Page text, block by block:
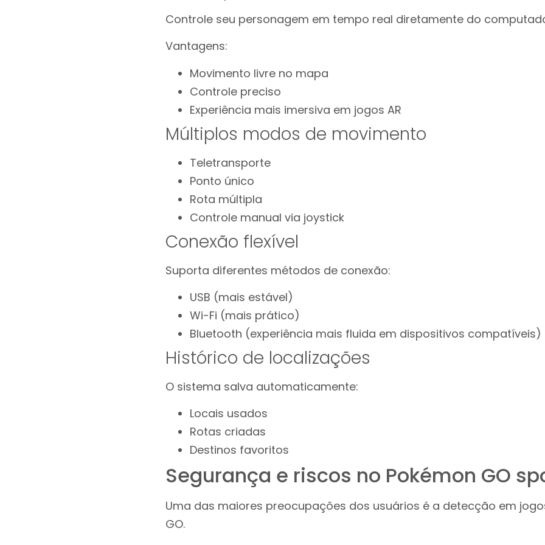
Controle seu personagem em tempo real diretamente do
Vantagens:
Movimento livre no mapa
Controle preciso
Experiência mais imersiva em jogos AR
Múltiplos modos de movimento
Teletransporte
Ponto único
Rota múltipla
Controle manual via joystick
Conexão flexível
Suporta diferentes métodos de conexão:
USB (mais estável)
Wi-Fi (mais prático)
Bluetooth (experiência mais fluida em dispositivos compatíveis)
Histórico de localizações
O sistema salva automaticamente:
Locais usados
Rotas criadas
Destinos favoritos
Segurança e riscos no Pokémon GO
Uma das maiores preocupações dos usuários é a detecção em
GO.